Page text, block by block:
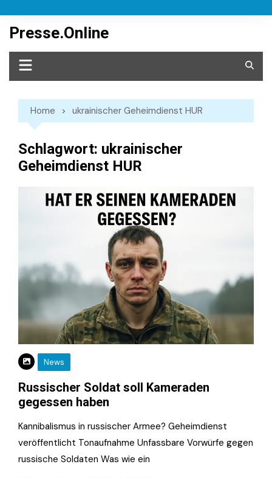
content
Presse.Online
Home ukrainischer Geheimdienst HUR
Schlagwort: ukrainischer
Geheimdienst HUR
News
Russischer Soldat soll Kameraden
gegessen haben
Kannibalismus in russischer Armee? Geheimdienst
veröffentlicht Tonaufnahme Unfassbare Vorwürfe gegen
russische Soldaten Was wie ein